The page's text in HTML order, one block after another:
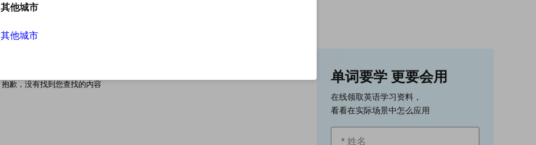
抱歉，没有找到您查找的内容 单词要学 更要会用
在线领取英语学习资料，
看看在实际场景中怎么应用
其他城市
其他城市